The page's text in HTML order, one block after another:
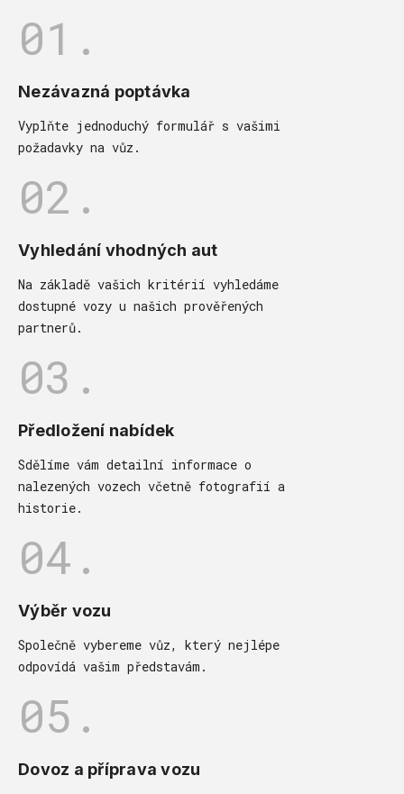
01.
Nezávazná poptávka
Vyplňte jednoduchý formulář s vašimi
požadavky na vůz.
02.
Vyhledání vhodných aut
Na základě vašich kritérií vyhledáme
dostupné vozy u našich prověřených
partnerů.
03.
Předložení nabídek
Sdělíme vám detailní informace o
nalezených vozech včetně fotografií a
historie.
04.
Výběr vozu
Společně vybereme vůz, který nejlépe
odpovídá vašim představám.
05.
Dovoz a příprava vozu